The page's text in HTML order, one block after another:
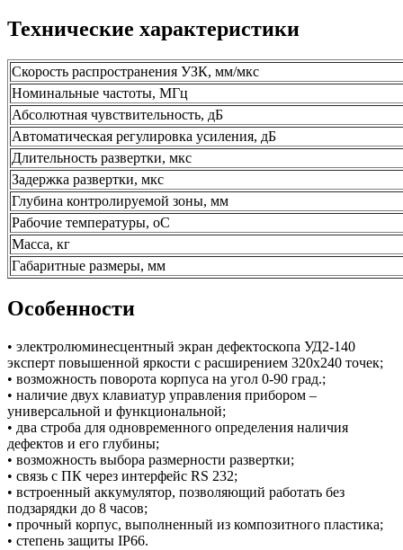
Технические характеристики
Скорость распространения УЗК, мм/мкс
Номинальные частоты, МГц
Абсолютная чувствительность, дБ
Автоматическая регулировка усиления, дБ
Длительность развертки, мкс
Задержка развертки, мкс
Глубина контролируемой зоны, мм
Рабочие температуры, оС
Масса, кг
Габаритные размеры, мм
Особенности
• электролюминесцентный экран дефектоскопа УД2-140
эксперт повышенной яркости с расширением 320х240 точек;
• возможность поворота корпуса на угол 0-90 град.;
• наличие двух клавиатур управления прибором –
универсальной и функциональной;
• два строба для одновременного определения наличия
дефектов и его глубины;
• возможность выбора размерности развертки;
• связь с ПК через интерфейс RS 232;
• встроенный аккумулятор, позволяющий работать без
подзарядки до 8 часов;
• прочный корпус, выполненный из композитного пластика;
• степень защиты IP66.